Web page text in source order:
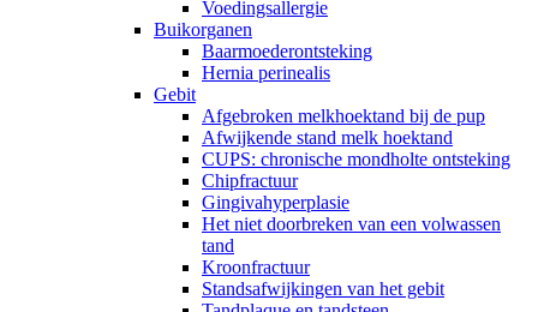
Voedingsallergie
Buikorganen
Baarmoederontsteking
Hernia perinealis
Gebit
Afgebroken melkhoektand bij de pup
Afwijkende stand melk hoektand
CUPS: chronische mondholte ontsteking
Chipfractuur
Gingivahyperplasie
Het niet doorbreken van een volwassen
tand
Kroonfractuur
Standsafwijkingen van het gebit